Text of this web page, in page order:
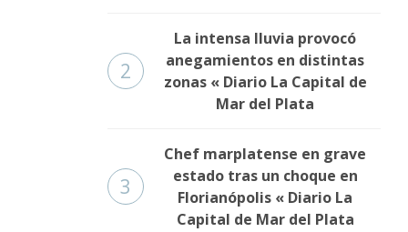
2
La intensa lluvia provocó
anegamientos en distintas
zonas « Diario La Capital de
Mar del Plata
3
Chef marplatense en grave
estado tras un choque en
Florianópolis « Diario La
Capital de Mar del Plata